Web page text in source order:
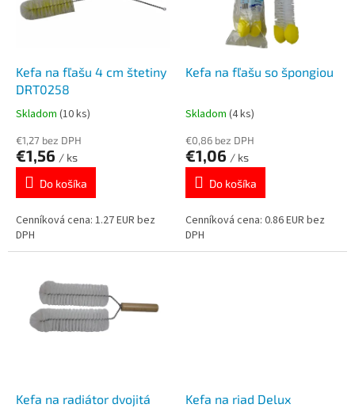
Kefa na fľašu 4 cm štetiny
DRT0258
Skladom (10 ks)
€1,27 bez DPH
€1,56 / ks
Do košíka
Cenníková cena: 1.27 EUR bez
DPH
Kefa na fľašu so špongiou
Skladom (4 ks)
€0,86 bez DPH
€1,06 / ks
Do košíka
Cenníková cena: 0.86 EUR bez
DPH
Kefa na radiátor dvojitá
Kefa na riad Delux